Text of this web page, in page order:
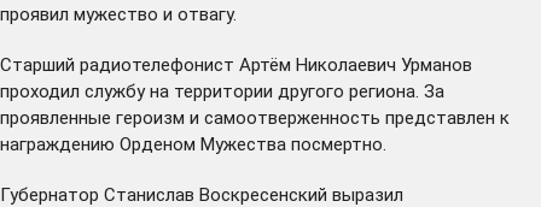
проявил мужество и отвагу.
Старший радиотелефонист Артём Николаевич Урманов
проходил службу на территории другого региона. За
проявленные героизм и самоотверженность представлен к
награждению Орденом Мужества посмертно.
Губернатор Станислав Воскресенский выразил